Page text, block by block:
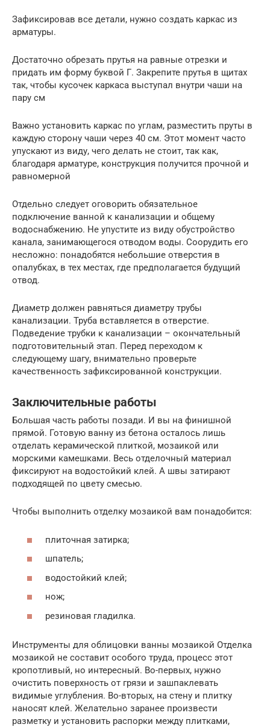
Зафиксировав все детали, нужно создать каркас из
арматуры.
Достаточно обрезать прутья на равные отрезки и
придать им форму буквой Г. Закрепите прутья в щитах
так, чтобы кусочек каркаса выступал внутри чаши на
пару см
Важно установить каркас по углам, разместить пруты в
каждую сторону чаши через 40 см. Этот момент часто
упускают из виду, чего делать не стоит, так как,
благодаря арматуре, конструкция получится прочной и
равномерной
Отдельно следует оговорить обязательное
подключение ванной к канализации и общему
водоснабжению. Не упустите из виду обустройство
канала, занимающегося отводом воды. Соорудить его
несложно: понадобятся небольшие отверстия в
опалубках, в тех местах, где предполагается будущий
отвод.
Диаметр должен равняться диаметру трубы
канализации. Труба вставляется в отверстие.
Подведение трубки к канализации – окончательный
подготовительный этап. Перед переходом к
следующему шагу, внимательно проверьте
качественность зафиксированной конструкции.
Заключительные работы
Большая часть работы позади. И вы на финишной
прямой. Готовую ванну из бетона осталось лишь
отделать керамической плиткой, мозаикой или
морскими камешками. Весь отделочный материал
фиксируют на водостойкий клей. А швы затирают
подходящей по цвету смесью.
Чтобы выполнить отделку мозаикой вам понадобится:
плиточная затирка;
шпатель;
водостойкий клей;
нож;
резиновая гладилка.
Инструменты для облицовки ванны мозаикой Отделка
мозаикой не составит особого труда, процесс этот
кропотливый, но интересный. Во-первых, нужно
очистить поверхность от грязи и зашпаклевать
видимые углубления. Во-вторых, на стену и плитку
наносят клей. Желательно заранее произвести
разметку и установить распорки между плитками,